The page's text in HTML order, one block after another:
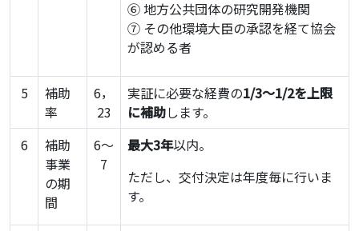
⑥ 地方公共団体の研究開発機関
⑦ その他環境大臣の承認を経て協会
が認める者
5
補助
率
6，
23
実証に必要な経費の1/3～1/2を上限
に補助します。
6
補助
事業
の期
間
6～
7
最大3年以内。
ただし、交付決定は年度毎に行いま
す。